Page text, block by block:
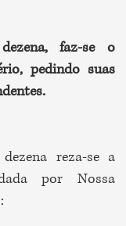
faz-se o
pedindo suas
reza-se a
por Nossa